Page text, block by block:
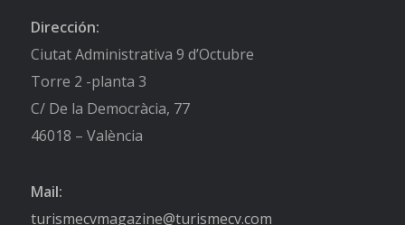
Dirección:
Ciutat Administrativa 9 d’Octubre
Torre 2 -planta 3
C/ De la Democràcia, 77
46018 – València
Mail:
turismecvmagazine@turismecv.com